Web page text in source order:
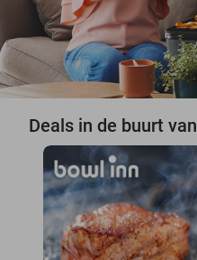
Deals in de buurt van